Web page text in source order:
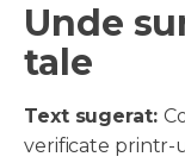
Unde
tale
Text sugerat:
verificate printr-